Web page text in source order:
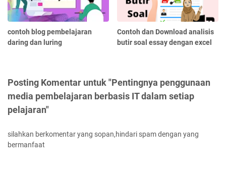
contoh blog pembelajaran
daring dan luring
Contoh dan Download analisis
butir soal essay dengan excel
Posting Komentar untuk "Pentingnya penggunaan
media pembelajaran berbasis IT dalam setiap
pelajaran"
silahkan berkomentar yang sopan,hindari spam dengan yang
bermanfaat